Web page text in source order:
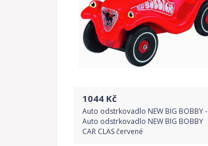
1044 Kč
Auto odstrkovadlo NEW BIG BOBBY -
Auto odstrkovadlo NEW BIG BOBBY
CAR CLAS červené